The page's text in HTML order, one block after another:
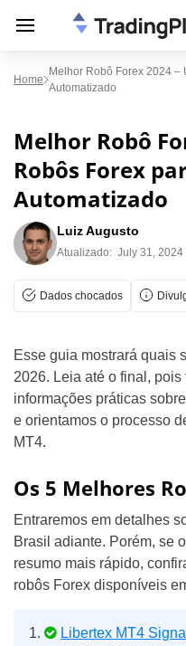
Home
Melhor Robô Forex 2024 –
Automatizado
Melhor Robô
Robôs Forex
Automatizado
Luiz Augusto
Atualizado: July 31, 2024
Dados chocados
Esse guia mostrará quais
2026. Leia até o final,
informações práticas
e orientamos o processo
MT4.
Os 5 Melhores
Entraremos em detalhes
Brasil adiante. Porém, se
resumo mais rápido,
robôs Forex disponíveis
Libertex MT4